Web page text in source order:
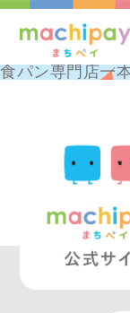
食パン専門店一